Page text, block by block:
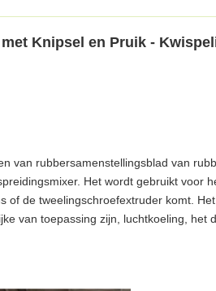
Knipsel en Pruik -
van rubbersamenstellingsblad van
Het wordt gebruikt voor
of de tweelingschroefextruder komt.
van toepassing zijn, luchtkoeling, het